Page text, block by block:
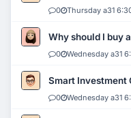
0 Thursday a31
Why should I buy
0 Wednesday a31
Smart Investment
0 Wednesday a31